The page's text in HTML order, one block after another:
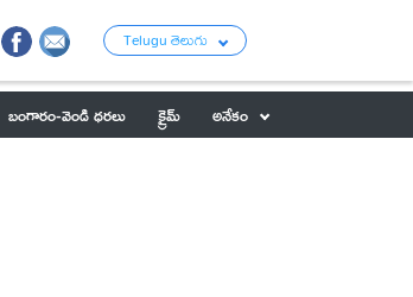
Telugu తెలుగు
బంగారం-వెండి ధరలు క్రైమ్
అనేకం